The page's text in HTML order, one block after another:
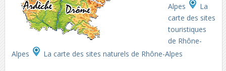
Alpes
La
carte des sites
touristiques
de Rhône-
Alpes
La carte des sites naturels de Rhône-Alpes